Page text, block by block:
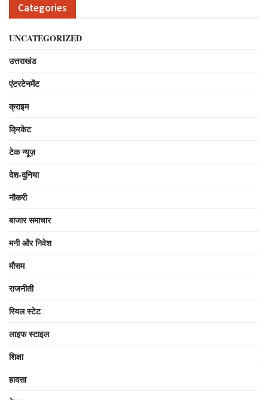
Categories
UNCATEGORIZED
उत्तराखंड
एंटरटेनमेंट
क्राइम
क्रिकेट
टेक न्यूज़
देश-दुनिया
नौकरी
बाजार समाचार
मनी और निवेश
मौसम
राजनीती
रियल स्टेट
लाइफ स्टाइल
शिक्षा
हादसा